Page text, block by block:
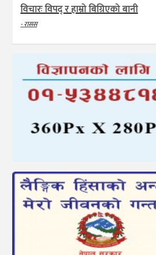
विचारः विपद् र हाम्रो बिग्रिएको बानी
- रासस